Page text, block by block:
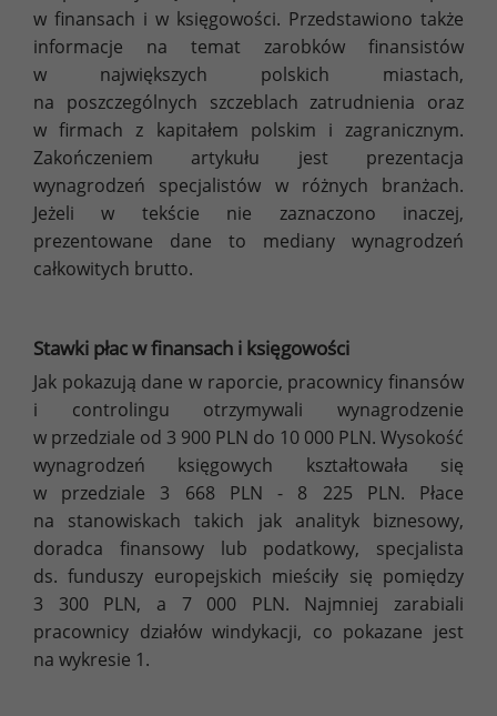
w finansach i w księgowości. Przedstawiono także
informacje na temat zarobków finansistów
w największych polskich miastach,
na poszczególnych szczeblach zatrudnienia oraz
w firmach z kapitałem polskim i zagranicznym.
Zakończeniem artykułu jest prezentacja
wynagrodzeń specjalistów w różnych branżach.
Jeżeli w tekście nie zaznaczono inaczej,
prezentowane dane to mediany wynagrodzeń
całkowitych brutto.
Stawki płac w finansach i księgowości
Jak pokazują dane w raporcie, pracownicy finansów
i controlingu otrzymywali wynagrodzenie
w przedziale od 3 900 PLN do 10 000 PLN. Wysokość
wynagrodzeń księgowych kształtowała się
w przedziale 3 668 PLN - 8 225 PLN. Płace
na stanowiskach takich jak analityk biznesowy,
doradca finansowy lub podatkowy, specjalista
ds. funduszy europejskich mieściły się pomiędzy
3 300 PLN, a 7 000 PLN. Najmniej zarabiali
pracownicy działów windykacji, co pokazane jest
na wykresie 1.